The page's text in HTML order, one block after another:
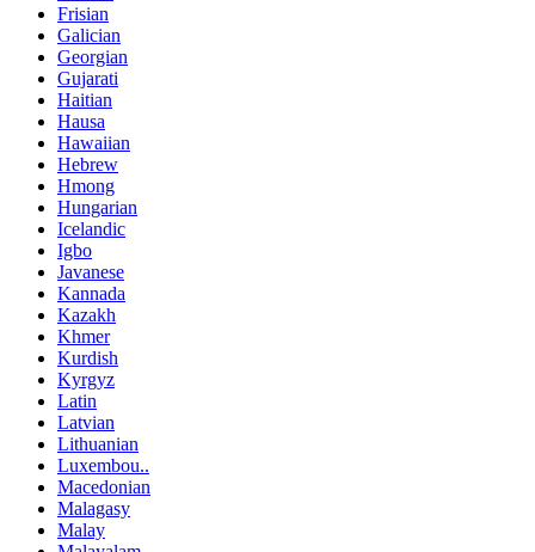
Frisian
Galician
Georgian
Gujarati
Haitian
Hausa
Hawaiian
Hebrew
Hmong
Hungarian
Icelandic
Igbo
Javanese
Kannada
Kazakh
Khmer
Kurdish
Kyrgyz
Latin
Latvian
Lithuanian
Luxembou..
Macedonian
Malagasy
Malay